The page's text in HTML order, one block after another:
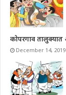
कोपरगाव
December 14, 2019